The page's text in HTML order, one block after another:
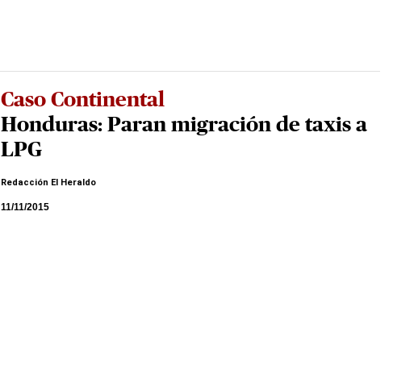
Caso Continental
Honduras: Paran migración de taxis a
LPG
Redacción El Heraldo
11/11/2015